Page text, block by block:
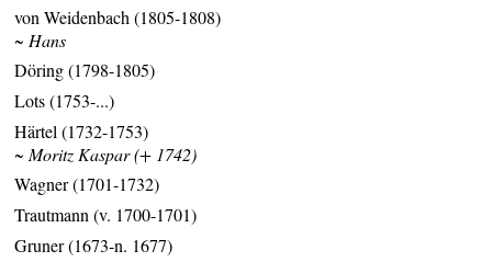
von Weidenbach (1805-1808)
~ Hans
Döring (1798-1805)
Lots (1753-...)
Härtel (1732-1753)
~ Moritz Kaspar (+ 1742)
Wagner (1701-1732)
Trautmann (v. 1700-1701)
Gruner (1673-n. 1677)